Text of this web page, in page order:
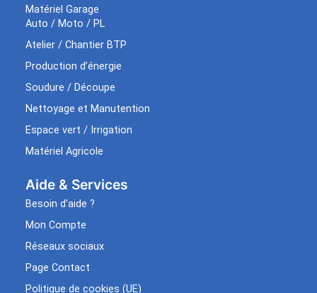
Matériel Garage
Auto / Moto / PL
Atelier / Chantier BTP
Production d’énergie
Soudure / Découpe
Nettoyage et Manutention
Espace vert / Irrigation
Matériel Agricole
Aide & Services​
Besoin d’aide ?
Mon Compte
Réseaux sociaux
Page Contact
Politique de cookies (UE)